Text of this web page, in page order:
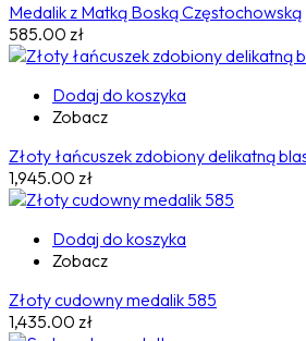
Medalik z Matką Boską Częstochowską
585.00 zł
Dodaj do koszyka
Zobacz
Złoty łańcuszek zdobiony delikatną
1,945.00 zł
Dodaj do koszyka
Zobacz
Złoty cudowny medalik 585
1,435.00 zł